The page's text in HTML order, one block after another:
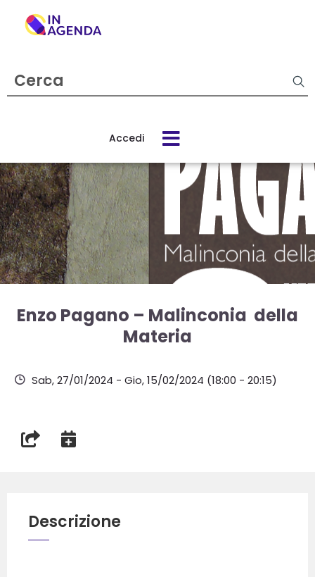
Accedi
Cerca
evento
In
Agenda
Come
funziona
Enzo Pagano – Malinconia della
Materia
Sab, 27/01/2024 - Gio, 15/02/2024 (18:00 - 20:15)
Descrizione